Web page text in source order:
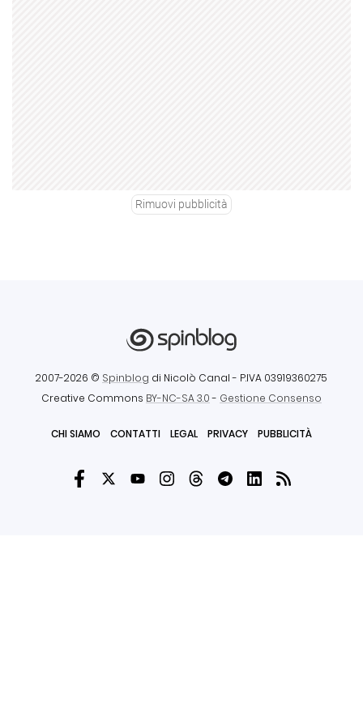
Rimuovi pubblicità
2007-2026 © Spinblog di Nicolò Canal - P.IVA 03919360275
Creative Commons BY-NC-SA 3.0- Gestione Consenso
CHI SIAMO CONTATTI LEGAL PRIVACY PUBBLICITÀ